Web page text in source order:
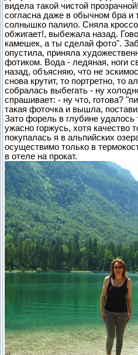
видела такой чистой
согласна даже в обычном бра и
солнышко палило. Сняла
обжигает!, выбежала назад.
камешек, а ты сделай фото".
опустила, приняла
фотиком. Вода - ледяная, ноги
назад, объясняю, что не
снова крутит, то портретно, то
собралась выбегать - ну
спрашивает: - ну что, готова?
такая фоточка и вышла,
Зато форель в глубине удалось
ужасно горжусь, хотя качество
покупалась я в альпийских
осуществимо только в
в отеле на прокат.